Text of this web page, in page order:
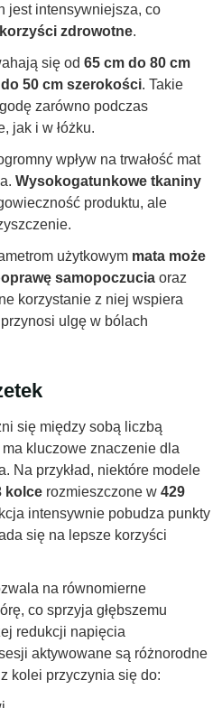
jest intensywniejsza, co
zdrowotne.
się od 65 cm do 80 cm
50 cm szerokości. Takie
zarówno podczas
jak i w łóżku.
wpływ na trwałość mat
Wysokogatunkowe tkaniny
produktu, ale
użytkowym mata może
samopoczucia oraz
korzystanie z niej wspiera
ulgę w bólach
się między sobą liczbą
ma kluczowe znaczenie dla
Na przykład, niektóre modele
kolce rozmieszczone w 429
intensywnie pobudza punkty
się na lepsze korzyści
na równomierne
co sprzyja głębszemu
redukcji napięcia
aktywowane są różnorodne
kolei przyczynia się do: